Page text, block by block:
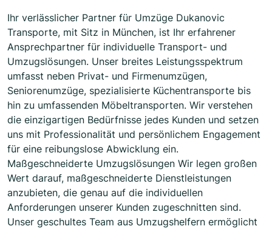
Ihr verlässlicher Partner für Umzüge Dukanovic
Transporte, mit Sitz in München, ist Ihr erfahrener
Ansprechpartner für individuelle Transport- und
Umzugslösungen. Unser breites Leistungsspektrum
umfasst neben Privat- und Firmenumzügen,
Seniorenumzüge, spezialisierte Küchentransporte bis
hin zu umfassenden Möbeltransporten. Wir verstehen
die einzigartigen Bedürfnisse jedes Kunden und setzen
uns mit Professionalität und persönlichem Engagement
für eine reibungslose Abwicklung ein.
Maßgeschneiderte Umzugslösungen Wir legen großen
Wert darauf, maßgeschneiderte Dienstleistungen
anzubieten, die genau auf die individuellen
Anforderungen unserer Kunden zugeschnitten sind.
Unser geschultes Team aus Umzugshelfern ermöglicht